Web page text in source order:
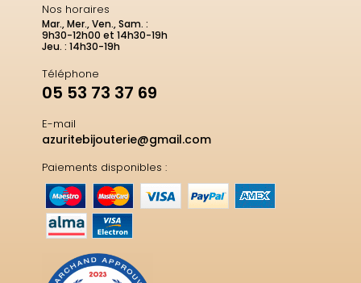
Nos horaires
Mar., Mer., Ven., Sam. :
9h30-12h00 et 14h30-19h
Jeu. : 14h30-19h
Téléphone
05 53 73 37 69
E-mail
azuritebijouterie@gmail.com
Paiements disponibles :